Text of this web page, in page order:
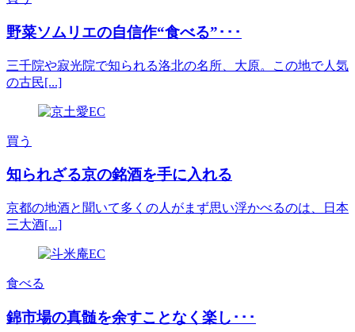
野菜ソムリエの自信作“食べる”･･･
三千院や寂光院で知られる洛北の名所、大原。この地で人気
の古民[...]
買う
知られざる京の銘酒を手に入れる
京都の地酒と聞いて多くの人がまず思い浮かべるのは、日本
三大酒[...]
食べる
錦市場の真髄を余すことなく楽し･･･